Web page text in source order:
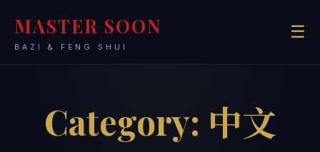
MASTER SOON
BAZI & FENG SHUI
☰
Category: 中文